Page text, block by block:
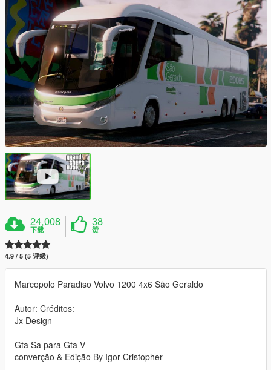
24,008
下载
38
赞
4.9 / 5 (5 评级)
Marcopolo Paradiso Volvo 1200 4x6 São Geraldo
Autor: Créditos:
Jx Design
Gta Sa para Gta V
converção & Edição By Igor Cristopher